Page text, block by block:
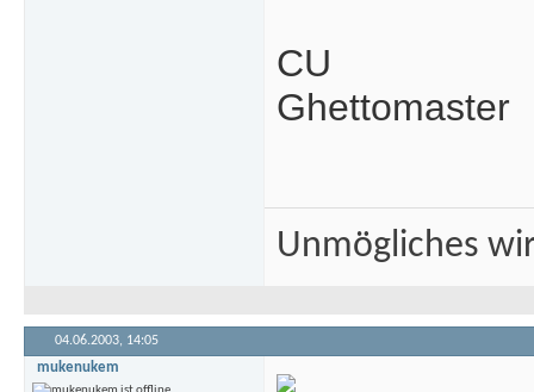
CU
Ghettomaster
Unmögliches
04.06.2003, 14:05
mukenukem